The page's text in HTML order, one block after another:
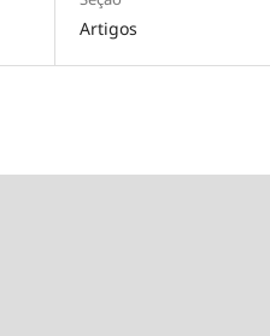
Artigos